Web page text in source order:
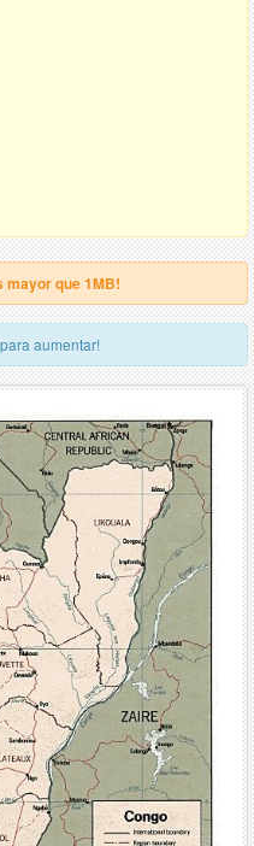
mayor que 1MB!
aumentar!